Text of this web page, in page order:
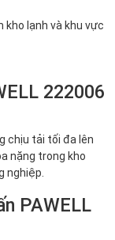
kho lạnh và khu vực
222006
chịu tải tối đa lên
nặng trong kho
nghiệp.
PAWELL